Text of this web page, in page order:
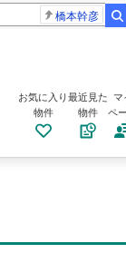
橋本幹彦
お気に入り
物件
最近見た
物件
マ
ペ